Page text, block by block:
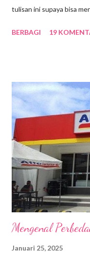
tulisan ini supaya bisa
sudah lebih dari 5 tahun.
makanya aku tuliskan di
Singapura karena
Parade yang puncaknya
tahunnya karena
warga lokal
yang aku liat di tiktok
untuk pergi ke sana
negeri....
BERBAGI 19
Mengenal
Januari 25, 2025